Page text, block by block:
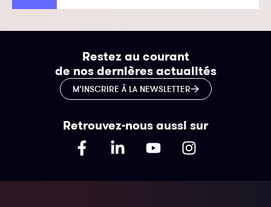
Restez au courant
de nos dernières actualités
M’INSCRIRE À LA NEWSLETTER
Retrouvez-nous aussi sur